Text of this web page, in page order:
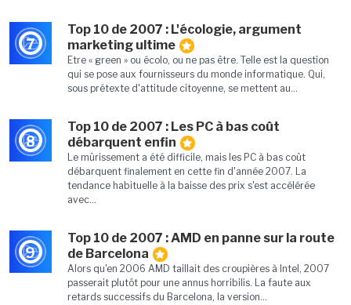
7
Top 10 de 2007 : L'écologie, argument
marketing ultime
Etre « green » ou écolo, ou ne pas être. Telle est la question
qui se pose aux fournisseurs du monde informatique. Qui,
sous prétexte d'attitude citoyenne, se mettent au...
8
Top 10 de 2007 : Les PC à bas coût
débarquent enfin
Le mûrissement a été difficile, mais les PC à bas coût
débarquent finalement en cette fin d'année 2007. La
tendance habituelle à la baisse des prix s'est accélérée
avec...
9
Top 10 de 2007 : AMD en panne sur la route
de Barcelona
Alors qu'en 2006 AMD taillait des croupières à Intel, 2007
passerait plutôt pour une annus horribilis. La faute aux
retards successifs du Barcelona, la version...